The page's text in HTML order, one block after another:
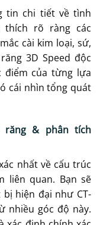
tin chi tiết về tình
thích rõ ràng các
cài kim loại, sứ,
3D Speed độc
điểm của từng lựa
cái nhìn tổng quát
răng & phân tích
nhất về cấu trúc
liên quan. Bạn sẽ
hiện đại như CT-
nhiều góc độ này.